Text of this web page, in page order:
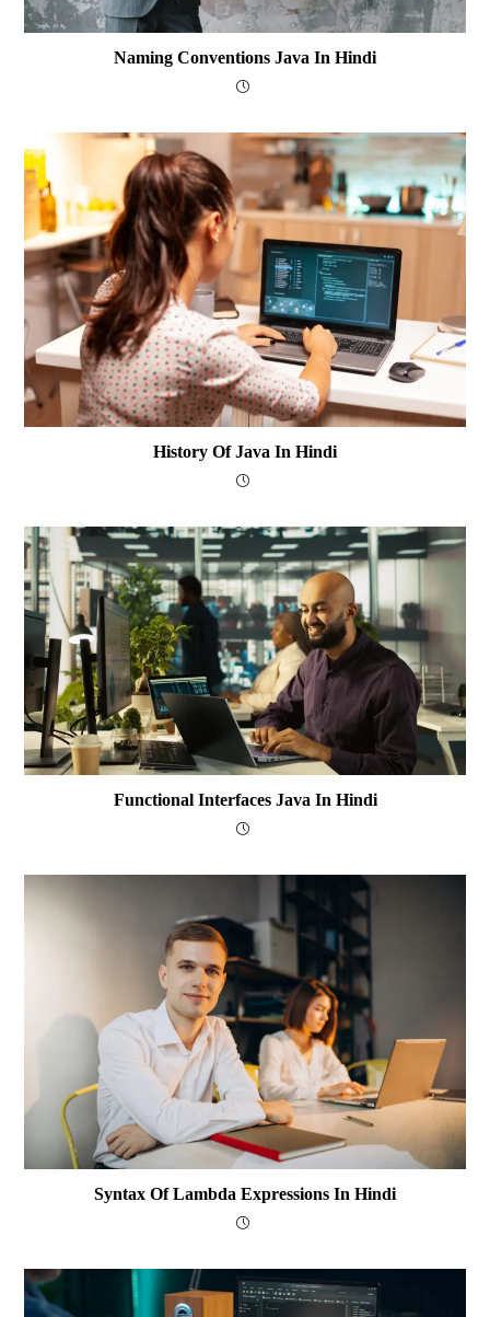
Naming Conventions Java In Hindi
History Of Java In Hindi
Functional Interfaces Java In Hindi
Syntax Of Lambda Expressions In Hindi